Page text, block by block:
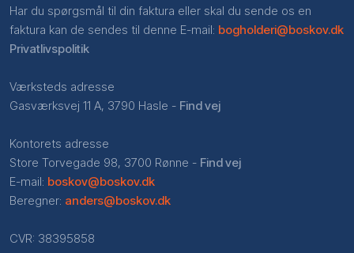
Har du spørgsmål til din faktura eller skal du sende os en
faktura kan de sendes til denne E-mail: bogholderi@boskov.dk
Privatlivspolitik
Værksteds adresse
Gasværksvej 11 A, 3790 Hasle - Find vej
Kontorets adresse
Store Torvegade 98, 3700 Rønne - Find vej
E-mail: boskov@boskov.dk
​Beregner: anders@boskov.dk
​CVR: 38395858